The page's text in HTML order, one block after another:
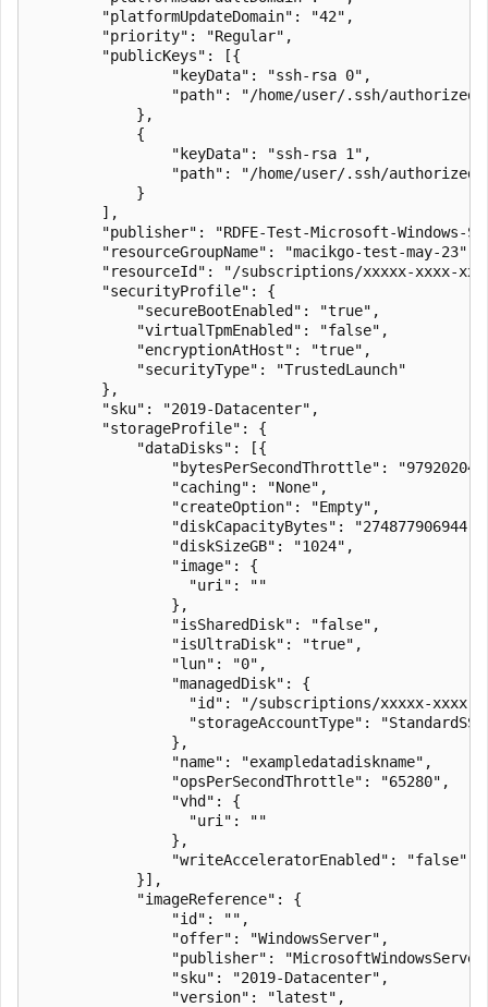
        "platformUpdateDomain": "42",
        "priority": "Regular",
        "publicKeys": [{
                "keyData": "ssh-rsa 0",
"path": "/home/user/.ssh/
            },
            {
                "keyData": "ssh-rsa 1",
"path": "/home/user/.ssh/
            }
        ],
"publisher": "RDFE-Test-Microsoft-Windows-
        "resourceGroupName": "macikgo-test-may-23",
"resourceId": "/subscriptions/xxxxx-xxxx-
        "securityProfile": {
            "secureBootEnabled": "true",
            "virtualTpmEnabled": "false",
            "encryptionAtHost": "true",
            "securityType": "TrustedLaunch"
        },
        "sku": "2019-Datacenter",
        "storageProfile": {
            "dataDisks": [{
"bytesPerSecondThrottle":
                "caching": "None",
                "createOption": "Empty",
                "diskCapacityBytes": "274877906944",
                "diskSizeGB": "1024",
                "image": {
                  "uri": ""
                },
                "isSharedDisk": "false",
                "isUltraDisk": "true",
                "lun": "0",
                "managedDisk": {
"id": "/subscriptions/xxxxx-
"storageAccountType":
                },
                "name": "exampledatadiskname",
                "opsPerSecondThrottle": "65280",
                "vhd": {
                  "uri": ""
                },
                "writeAcceleratorEnabled": "false"
            }],
            "imageReference": {
                "id": "",
                "offer": "WindowsServer",
"publisher":
                "sku": "2019-Datacenter",
                "version": "latest",